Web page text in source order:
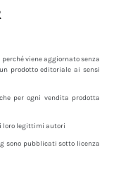
viene aggiornato senza
prodotto editoriale ai sensi
per ogni vendita prodotta
loro legittimi autori
sono pubblicati sotto licenza